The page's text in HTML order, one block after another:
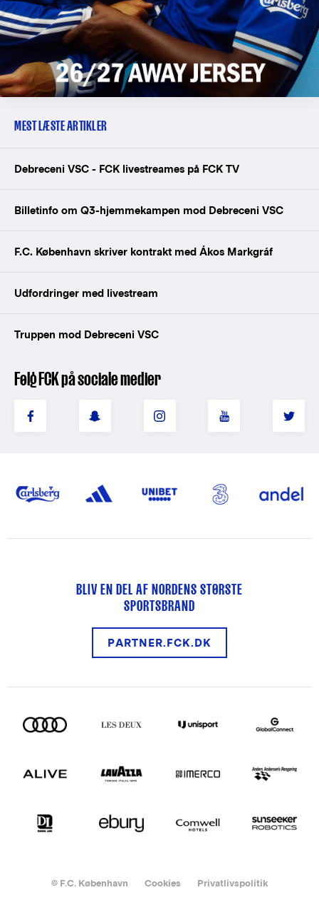
MEST LÆSTE ARTIKLER
Debreceni VSC - FCK livestreames på FCK TV
Billetinfo om Q3-hjemmekampen mod Debreceni VSC
F.C. København skriver kontrakt med Ákos Markgráf
Udfordringer med livestream
Truppen mod Debreceni VSC
Følg FCK på sociale medier
BLIV EN DEL AF NORDENS STØRSTE
SPORTSBRAND
PARTNER.FCK.DK
© F.C. København Cookies Privatlivspolitik